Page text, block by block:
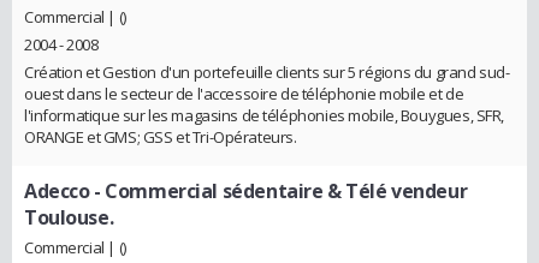
Commercial | ()
2004 - 2008
Création et Gestion d'un portefeuille clients sur 5 régions du grand sud-
ouest dans le secteur de l'accessoire de téléphonie mobile et de
l'informatique sur les magasins de téléphonies mobile, Bouygues, SFR,
ORANGE et GMS; GSS et Tri-Opérateurs.
Adecco- Commercial sédentaire & Télé vendeur
Toulouse.
Commercial | ()